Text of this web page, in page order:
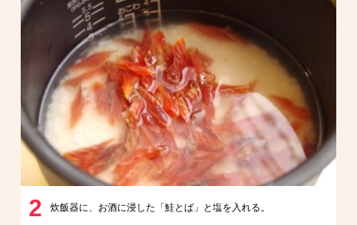
2 炊飯器に、お酒に浸した「鮭とば」と塩を入れる。